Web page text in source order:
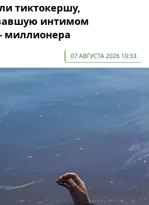
тиктокершу,
интимом
миллионера
07 АВГУСТА 2026 10:33